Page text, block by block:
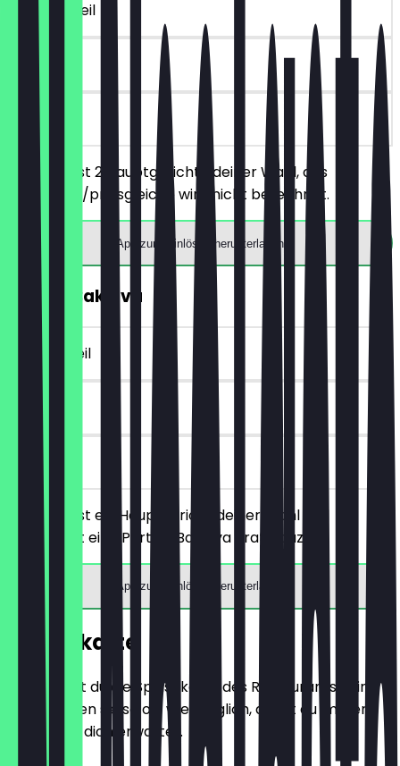
~16 € Vorteil
90 Tage
vor Ort
Du bestellst 2 Hauptgerichte deiner Wahl, das
günstigere/preisgleiche wird nicht berechnet.
App zum Einlösen herunterladen
GRATIS Baklava
~5 € Vorteil
vor Ort
Du bestellst ein Hauptgericht deiner Wahl und
bekommst eine Portion Baklava gratis dazu.
App zum Einlösen herunterladen
Speisekarte
Hier findest du die Speisekarte des Restaurants. Wir
aktualisieren sie so oft wie möglich, damit du immer
weißt, was dich erwartet.